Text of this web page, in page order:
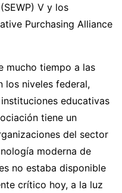
V y los
Purchasing Alliance
mucho tiempo a las
los niveles federal,
educativas
tiene un
del sector
moderna de
no estaba disponible
crítico hoy, a la luz